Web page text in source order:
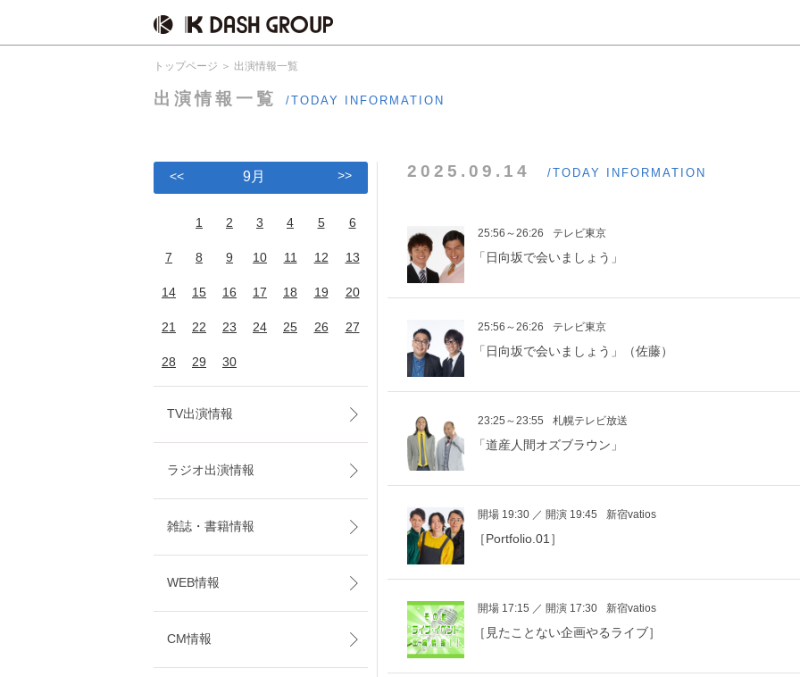
トップページ 出演情報一覧
出演情報一覧 /TODAY INFORMATION
2025.09.14 /TODAY INFORMATION
25:56～26:26 テレビ東京
「日向坂で会いましょう」
25:56～26:26 テレビ東京
「日向坂で会いましょう」（佐藤）
23:25～23:55 札幌テレビ放送
「道産人間オズブラウン」
開場 19:30 ／ 開演 19:45 新宿vatios
［Portfolio.01］
開場 17:15 ／ 開演 17:30 新宿vatios
［見たことない企画やるライブ］
<< 9月 >>
1 2 3 4 5 6
7 8 9 10 11 12 13
14 15 16 17 18 19 20
21 22 23 24 25 26 27
28 29 30
TV出演情報
ラジオ出演情報
雑誌・書籍情報
WEB情報
CM情報